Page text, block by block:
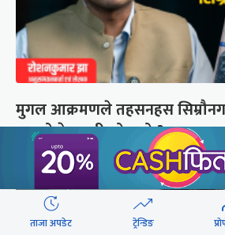
मुगल आक्रमणले तहसनहस
खाल्डोले कसरी जोगायो ?
ताजा अपडेट ट्रेन्डिङ